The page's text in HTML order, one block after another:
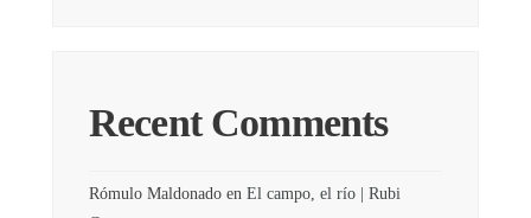
Recent Comments
Rómulo Maldonado en El campo, el río | Rubi